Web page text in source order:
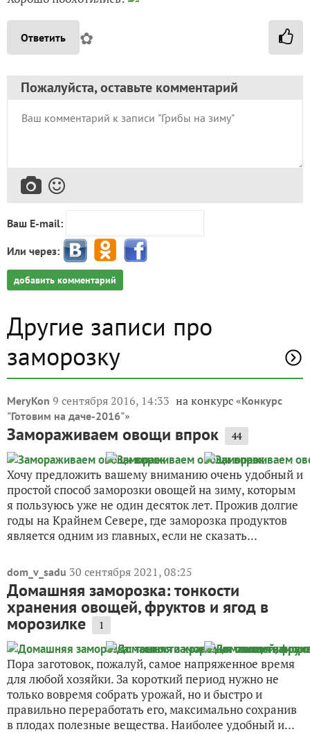
Ответить ✿
Пожалуйста, оставьте комментарий
Ваш E-mail:
Или через:
добавить комментарий
Другие записи про
заморозку
MeryKon 9 сентября 2016, 14:33 на конкурс «Конкурс
"Готовим на даче-2016"»
Замораживаем овощи впрок 44
Хочу предложить вашему вниманию очень удобный и
простой способ заморозки овощей на зиму, которым
я пользуюсь уже не один десяток лет. Прожив долгие
годы на Крайнем Севере, где заморозка продуктов
является одним из главных, если не сказать...
dom_v_sadu 30 сентября 2021, 08:25
Домашняя заморозка: тонкости
хранения овощей, фруктов и ягод в
морозилке 1
Пора заготовок, пожалуй, самое напряженное время
для любой хозяйки. За короткий период нужно не
только вовремя собрать урожай, но и быстро и
правильно переработать его, максимально сохранив
в плодах полезные вещества. Наиболее удобный и...